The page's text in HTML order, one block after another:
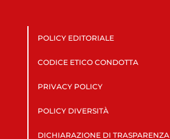
POLICY EDITORIALE
CODICE ETICO CONDOTTA
PRIVACY POLICY
POLICY DIVERSITÀ
DICHIARAZIONE DI TRASPARENZA